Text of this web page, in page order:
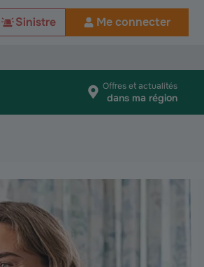
Sinistre Me connecter
Offres et actualités
dans ma région